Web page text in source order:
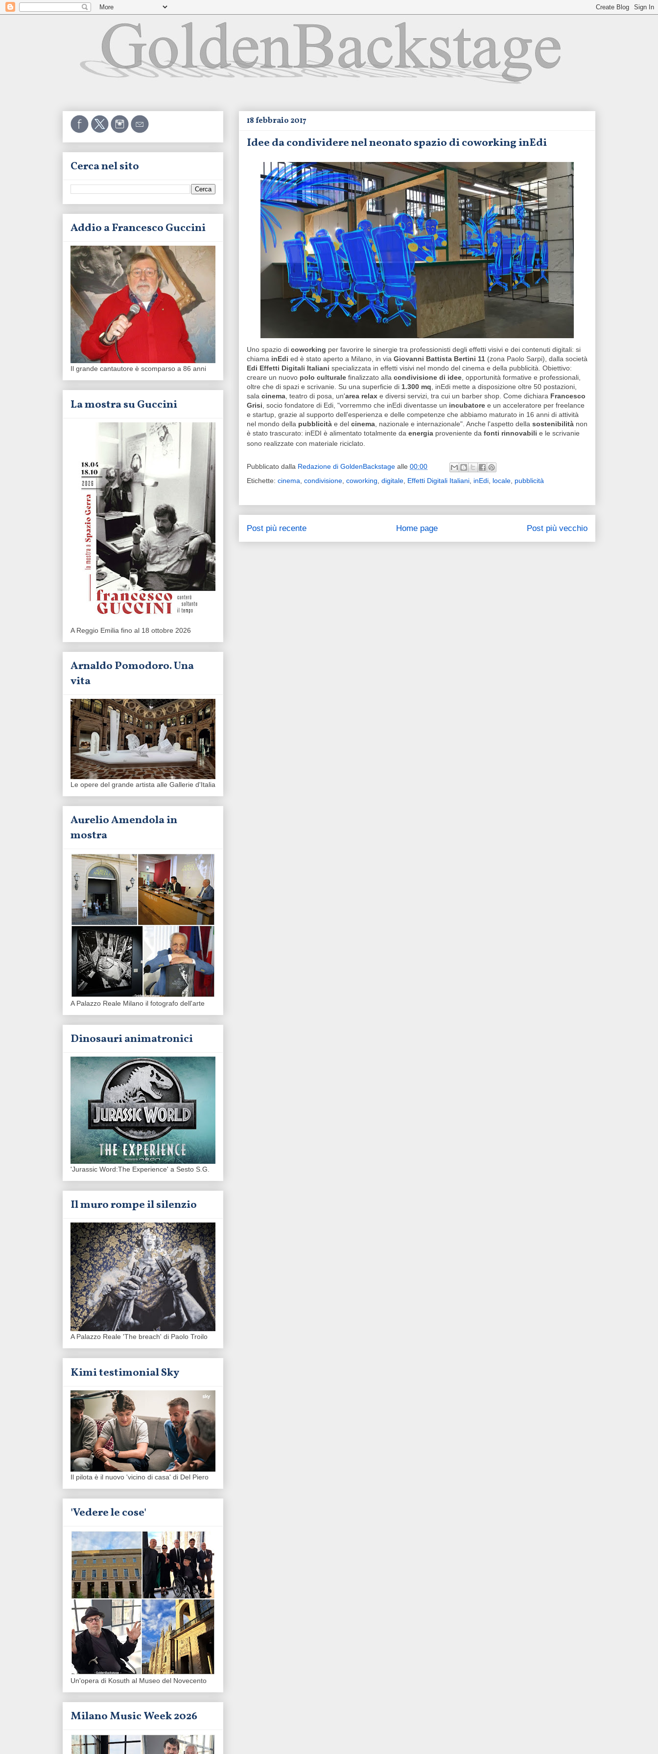
18 febbraio 2017
Idee da condividere nel neonato spazio di coworking inEdi
Uno spazio di coworking per favorire le sinergie tra professionisti degli effetti visivi e dei contenuti digitali: si
chiama inEdi ed è stato aperto a Milano, in via Giovanni Battista Bertini 11 (zona Paolo Sarpi), dalla società
Edi Effetti Digitali Italiani specializzata in effetti visivi nel mondo del cinema e della pubblicità. Obiettivo:
creare un nuovo polo culturale finalizzato alla condivisione di idee , opportunità formative e professionali,
oltre che di spazi e scrivanie. Su una superficie di 1.300 mq , inEdi mette a disposizione oltre 50 postazioni,
sala cinema , teatro di posa, un'area relax e diversi servizi, tra cui un barber shop. Come dichiara Francesco
Grisi , socio fondatore di Edi, "vorremmo che inEdi diventasse un incubatore e un acceleratore per freelance
e startup, grazie al supporto dell'esperienza e delle competenze che abbiamo maturato in 16 anni di attività
nel mondo della pubblicità e del cinema , nazionale e internazionale". Anche l'aspetto della sostenibilità non
è stato trascurato: inEDI è alimentato totalmente da energia proveniente da fonti rinnovabili e le scrivanie
sono realizzate con materiale riciclato.
Pubblicato dalla Redazione di GoldenBackstage alle 00:00
Etichette: cinema condivisione coworking digitale Effetti Digitali Italiani inEdi locale pubblicità
Post più recente Post più vecchio
Home page
Cerca nel sito
Addio a Francesco Guccini
Il grande cantautore è scomparso a 86 anni
La mostra su Guccini
A Reggio Emilia fino al 18 ottobre 2026
Arnaldo Pomodoro. Una
vita
Le opere del grande artista alle Gallerie d'Italia
Aurelio Amendola in
mostra
A Palazzo Reale Milano il fotografo dell'arte
Dinosauri animatronici
'Jurassic Word:The Experience' a Sesto S.G.
Il muro rompe il silenzio
A Palazzo Reale 'The breach' di Paolo Troilo
Kimi testimonial Sky
Il pilota è il nuovo 'vicino di casa' di Del Piero
'Vedere le cose'
Un'opera di Kosuth al Museo del Novecento
Milano Music Week 2026